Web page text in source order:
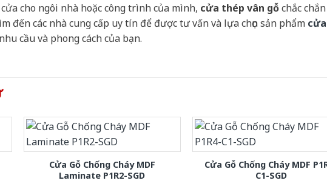
cho ngôi nhà hoặc công trình của mình, cửa thép vân gỗchắc
đến các nhà cung cấp uy tín để được tư vấn và lựa chọn sản phẩm cửa
cầu và phong cách của bạn.
Cửa Gỗ Chống Cháy MDF
Laminate P1R2-SGD
Cửa Gỗ Chống Cháy MDF
C1-SGD